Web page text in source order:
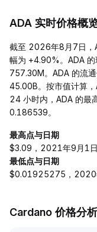
ADA 实时价格概
截至 2026年8月7日，
幅为 +4.90%。ADA
757.30M。ADA 的流
45.00B。按市值计算
24 小时内，ADA 的最
0.186539。
最高点与日期
$3.09，2021年9月1日
最低点与日期
$0.01925275，2020
Cardano 价格分